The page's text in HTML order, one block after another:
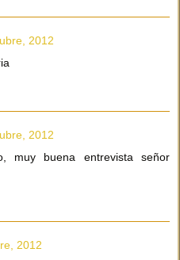
2012
2012
muy buena entrevista señor
2012